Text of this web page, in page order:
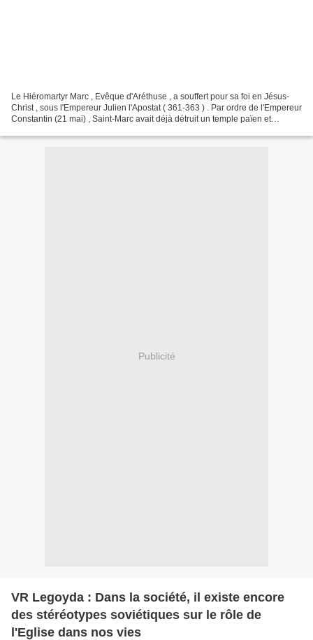
Le Hiéromartyr Marc , Evêque d'Aréthuse , a souffert pour sa foi en Jésus-
Christ , sous l'Empereur Julien l'Apostat ( 361-363 ) . Par ordre de l'Empereur
Constantin (21 mai) , Saint-Marc avait déjà détruit un temple païen et
Publicité
VR Legoyda : Dans la société, il existe encore
des stéréotypes soviétiques sur le rôle de
l'Eglise dans nos vies